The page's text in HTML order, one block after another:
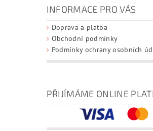
INFORMACE PRO VÁS
Doprava a platba
Obchodní podmínky
Podmínky ochrany osobních
PŘIJÍMÁME ONLINE